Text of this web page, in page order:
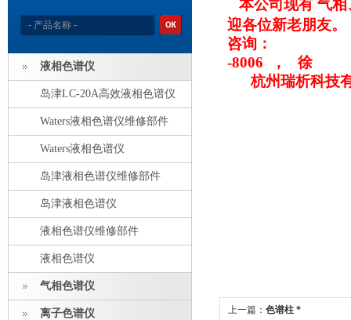
液相色谱仪
岛津LC-20A高效液相色谱仪
Waters液相色谱仪维修部件
Waters液相色谱仪
岛津液相色谱仪维修部件
岛津液相色谱仪
液相色谱仪维修部件
液相色谱仪
气相色谱仪
离子色谱仪
本公司现有 气
迎各位新老朋友。
咨询：
-8006
， 徐
杭州瑞析科技
上一篇： 色谱柱 *